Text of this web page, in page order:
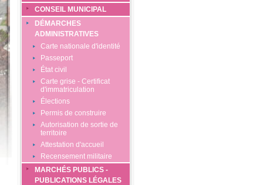
CONSEIL MUNICIPAL
DÉMARCHES
ADMINISTRATIVES
Carte nationale d'identité
Passeport
État civil
Carte grise - Certificat
d'immatriculation
Élections
Permis de construire
Autorisation de sortie de
territoire
Attestation d'accueil
Recensement militaire
MARCHÉS PUBLICS -
PUBLICATIONS LÉGALES